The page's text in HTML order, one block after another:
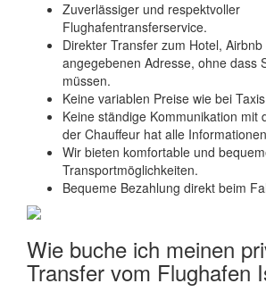
Zuverlässiger und respektvoller
Flughafentransferservice.
Direkter Transfer zum Hotel,
angegebenen Adresse, ohne dass
müssen.
Keine variablen Preise wie bei
Keine ständige Kommunikation mit
der Chauffeur hat alle
Wir bieten komfortable und
Transportmöglichkeiten.
Bequeme Bezahlung direkt beim
Wie buche ich meinen
Transfer vom Flughafen